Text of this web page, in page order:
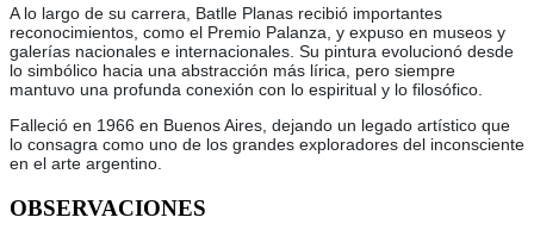
A lo largo de su carrera, Batlle Planas recibió importantes
reconocimientos, como el Premio Palanza, y expuso en museos y
galerías nacionales e internacionales. Su pintura evolucionó desde
lo simbólico hacia una abstracción más lírica, pero siempre
mantuvo una profunda conexión con lo espiritual y lo filosófico.
Falleció en 1966 en Buenos Aires, dejando un legado artístico que
lo consagra como uno de los grandes exploradores del inconsciente
en el arte argentino.
OBSERVACIONES